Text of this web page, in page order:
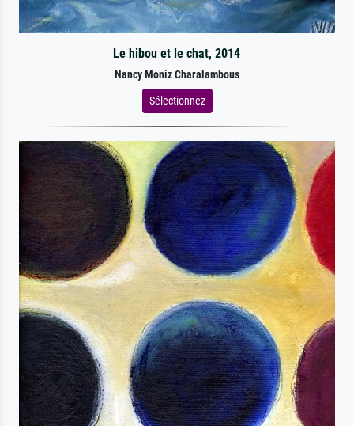
Le hibou et le chat, 2014
Nancy Moniz Charalambous
Sélectionnez